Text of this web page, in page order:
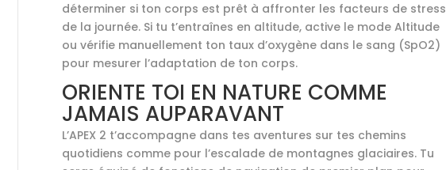
déterminer si ton corps est prêt à affronter les facteurs de stress
de la journée. Si tu t’entraînes en altitude, active le mode Altitude
ou vérifie manuellement ton taux d’oxygène dans le sang (SpO2)
pour mesurer l’adaptation de ton corps.
ORIENTE TOI EN NATURE COMME
JAMAIS AUPARAVANT
L’APEX 2 t’accompagne dans tes aventures sur tes chemins
quotidiens comme pour l’escalade de montagnes glaciaires. Tu